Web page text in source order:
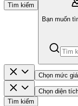
Tìm kiếm
Bạn muốn
Chọn mức giá
Chọn diện
Tìm kiếm